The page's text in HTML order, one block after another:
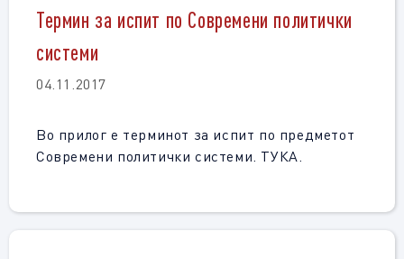
Термин за испит по Современи политички
системи
04.11.2017
Во прилог е терминот за испит по предметот
Современи политички системи. ТУКА.